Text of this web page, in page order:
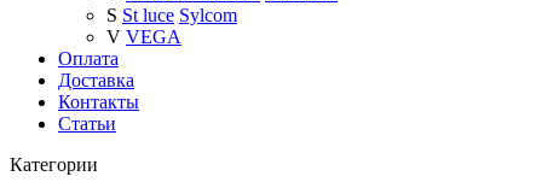
S St luce Sylcom
V VEGA
Оплата
Доставка
Контакты
Статьи
Категории